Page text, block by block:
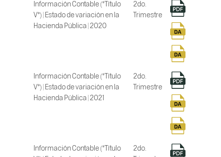
Información Contable (*Título
V*) | Estado de variación en la
Hacienda Pública | 2020
2do.
Trimestre
Información Contable (*Título
V*) | Estado de variación en la
Hacienda Pública | 2021
2do.
Trimestre
Información Contable (*Título
2do.